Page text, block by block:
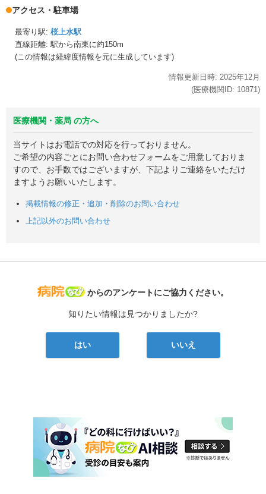
アクセス・駐車場
最寄り駅: 桜上水駅
直線距離: 駅から南東に約150m
(この情報は経緯度情報を元に生成しています)
情報更新日時: 2025年12月
(医療機関ID: 10871)
医療機関・薬局 の方へ
当サイトはお電話での対応を行っておりません。
ご希望の内容ごとにお問い合わせフォームをご用意しておりま
すので、お手数ではございますが、下記よりご連絡をいただけ
ますようお願いいたします。
掲載情報の修正・追加・削除のお問い合わせ
上記以外のお問い合わせ
病院なび
からのアンケートにご協力ください。
知りたい情報は見つかりましたか?
はい いいえ